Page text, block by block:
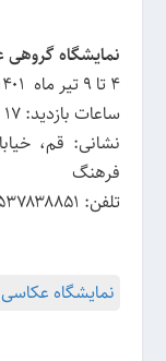
نمایشگاه
4 تا 9 تیر ماه ۱۴۰1
ساعات بازدید: 17 تا 20
فرهنگ
تلفن: ۰۲۵۳۷۸۳۸۸۵۱
نمایشگاه عکاسی